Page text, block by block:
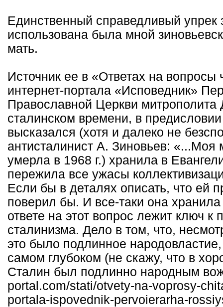
Единственный справедливый упрек
использована была мной
мать.
Источник ее в «Ответах на вопросы
интернет-портала «Исповедник»
Православной Церкви
сталинском времени, в
высказался (хотя и далеко не
антисталинист А. Зиновьев: «...Моя
умерла в 1968 г.) хранила в
пережила все ужасы
Если бы в деталях описать, что ей
поверил бы. И все-таки она
ответе на этот вопрос лежит ключ
сталинизма. Дело в том, что,
это было подлинное
самом глубоком (не скажу, что в
Сталин был подлинно народным
portal.com/stati/otvety-na-voprosy-
portala-ispovednik-pervoierarha-